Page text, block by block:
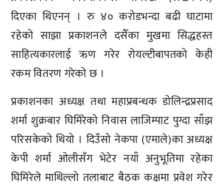
दिएका थिएनन् । रु ४० करोडभन्दा बढी घाटामा
रहेको साझा प्रकाशनले दसैँका मुखमा सिद्धहस्त
साहित्यकारलाई ऋण गरेर रोयल्टीबापतको केही
रकम वितरण गरेको छ ।
प्रकाशनका अध्यक्ष तथा महाप्रबन्धक डोलिन्द्रप्रसाद
शर्मा शुक्रबार घिमिरेको निवास लाजिम्पाट पुग्दा साँझ
परिसकेको थियो । दिउँसो नेकपा (एमाले)का अध्यक्ष
केपी शर्मा ओलीसँग भेटेर नयाँ अनुभूतिमा रहेका
घिमिरेले माथिल्लो तलाबाट बैठक कक्षमा प्रवेश गरेर